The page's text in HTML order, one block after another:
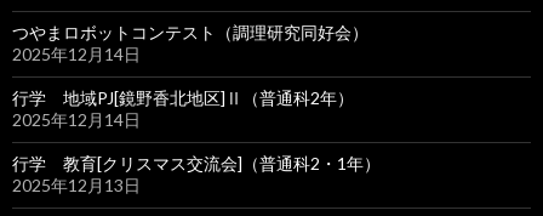
つやまロボットコンテスト（調理研究同好会）
2025年12月14日
行学 地域PJ[鏡野香北地区]Ⅱ（普通科2年）
2025年12月14日
行学 教育[クリスマス交流会]（普通科2・1年）
2025年12月13日